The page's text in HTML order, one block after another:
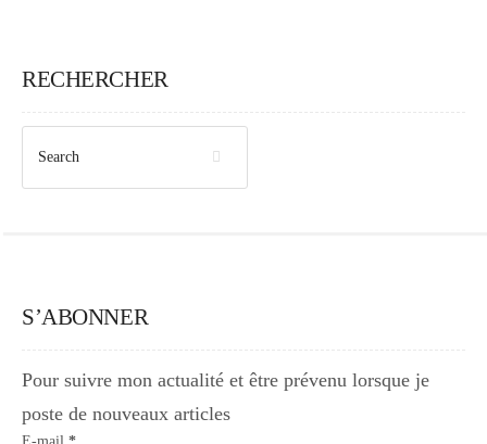
RECHERCHER
S’ABONNER
Pour suivre mon actualité et être prévenu lorsque je
poste de nouveaux articles